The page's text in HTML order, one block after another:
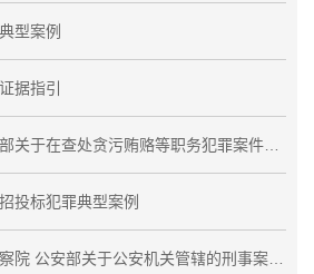
型案例
据指引
投标犯罪典型案例